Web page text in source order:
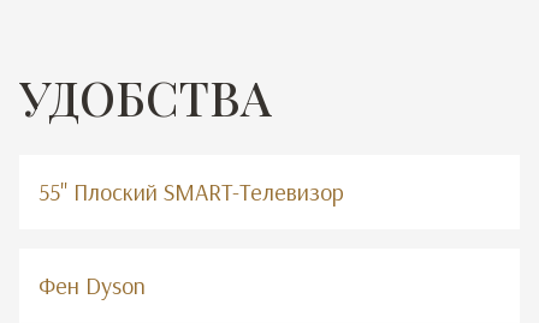
УДОБСТВА
55" Плоский SMART-Телевизор
Фен Dyson